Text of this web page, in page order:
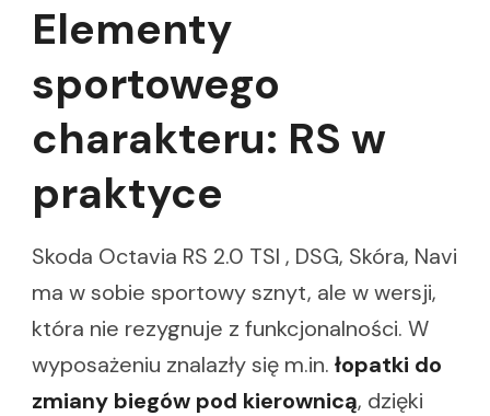
Elementy
sportowego
charakteru: RS w
praktyce
Skoda Octavia RS 2.0 TSI , DSG, Skóra, Navi
ma w sobie sportowy sznyt, ale w wersji,
która nie rezygnuje z funkcjonalności. W
wyposażeniu znalazły się m.in. łopatki do
zmiany biegów pod kierownicą, dzięki